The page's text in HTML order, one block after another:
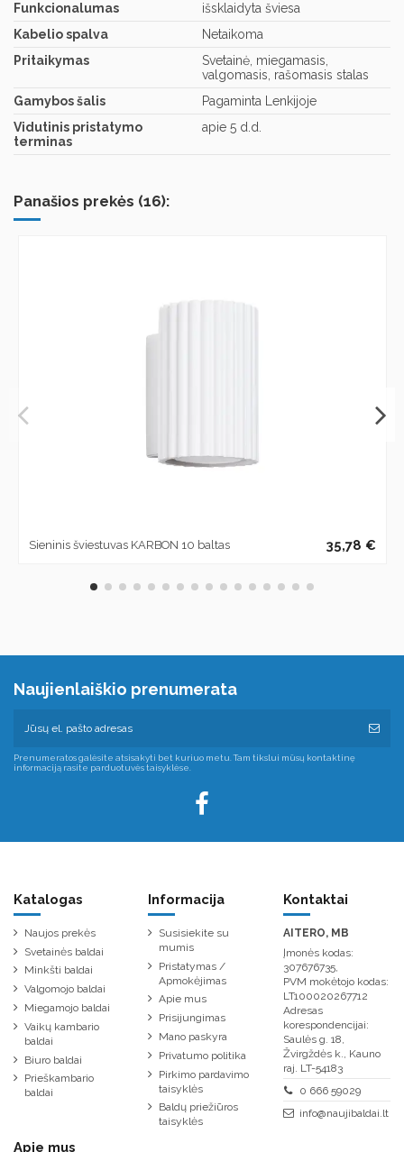
Funkcionalumas
išsklaidyta šviesa
Kabelio spalva
Netaikoma
Pritaikymas
Svetainė, miegamasis,
valgomasis, rašomasis stalas
Gamybos šalis
Pagaminta Lenkijoje
Vidutinis pristatymo
terminas
apie 5 d.d.
Panašios prekės (16):
Sieninis šviestuvas KARBON 10 baltas 35,78 €
Naujienlaiškio prenumerata
Prenumeratos galėsite atsisakyti bet kuriuo metu. Tam tikslui mūsų kontaktinę
informaciją rasite parduotuvės taisyklėse.
Katalogas
Naujos prekės
Svetainės baldai
Minkšti baldai
Valgomojo baldai
Miegamojo baldai
Vaikų kambario
baldai
Biuro baldai
Prieškambario
baldai
Informacija
Susisiekite su
mumis
Pristatymas /
Apmokėjimas
Apie mus
Prisijungimas
Mano paskyra
Privatumo politika
Pirkimo pardavimo
taisyklės
Baldų priežiūros
taisyklės
Kontaktai
AITERO, MB
Įmonės kodas:
307676735,
PVM mokėtojo kodas:
LT100020267712
Adresas
korespondencijai:
Saulės g. 18,
Žvirgždės k., Kauno
raj. LT-54183
0 666 59029
info@naujibaldai.lt
Apie mus